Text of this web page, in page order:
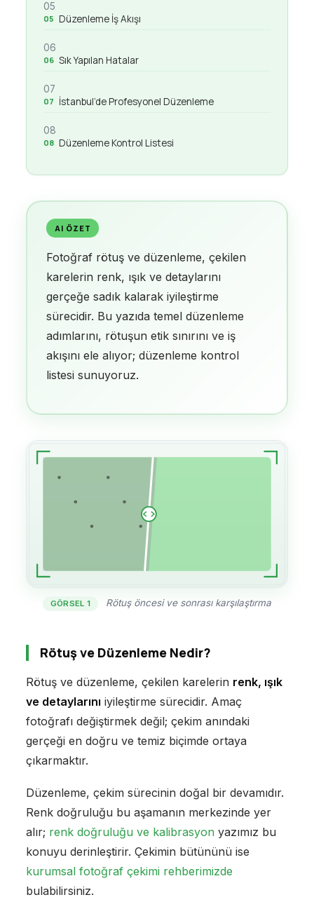
05
Düzenleme İş Akışı
06
Sık Yapılan Hatalar
07
İstanbul’de Profesyonel Düzenleme
08
Düzenleme Kontrol Listesi
AI ÖZET
Fotoğraf rötuş ve düzenleme, çekilen
karelerin renk, ışık ve detaylarını
gerçeğe sadık kalarak iyileştirme
sürecidir. Bu yazıda temel düzenleme
adımlarını, rötuşun etik sınırını ve iş
akışını ele alıyor; düzenleme kontrol
listesi sunuyoruz.
GÖRSEL 1 Rötuş öncesi ve sonrası karşılaştırma
Rötuş ve Düzenleme Nedir?
Rötuş ve düzenleme, çekilen karelerin renk, ışık
ve detaylarını iyileştirme sürecidir. Amaç
fotoğrafı değiştirmek değil; çekim anındaki
gerçeği en doğru ve temiz biçimde ortaya
çıkarmaktır.
Düzenleme, çekim sürecinin doğal bir devamıdır.
Renk doğruluğu bu aşamanın merkezinde yer
alır; renk doğruluğu ve kalibrasyon yazımız bu
konuyu derinleştirir. Çekimin bütününü ise
kurumsal fotoğraf çekimi rehberimizde
bulabilirsiniz.